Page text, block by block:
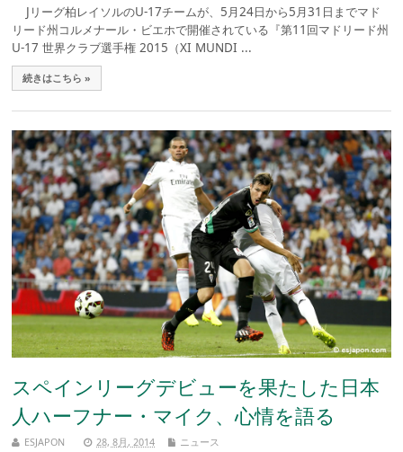
Jリーグ柏レイソルのU-17チームが、5月24日から5月31日までマド
リード州コルメナール・ビエホで開催されている『第11回マドリード州
U-17 世界クラブ選手権 2015（XI MUNDI ...
続きはこちら »
スペインリーグデビューを果たした日本
人ハーフナー・マイク、心情を語る
ESJAPON 28, 8月, 2014 ニュース